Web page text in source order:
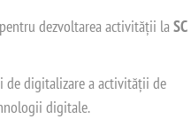
dezvoltarea activității laSC
de digitalizare a activității de
digitale.